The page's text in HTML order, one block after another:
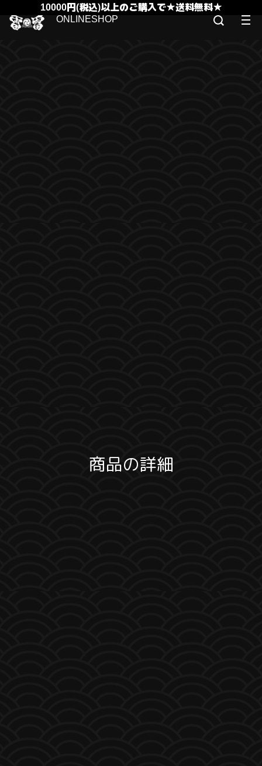
10000円(税込)以上のご購入で★送料無料★
商品の詳細
ONLINESHOP